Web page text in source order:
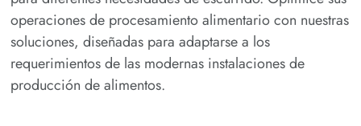
operaciones de procesamiento alimentario con nuestras
soluciones, diseñadas para adaptarse a los
requerimientos de las modernas instalaciones de
producción de alimentos.